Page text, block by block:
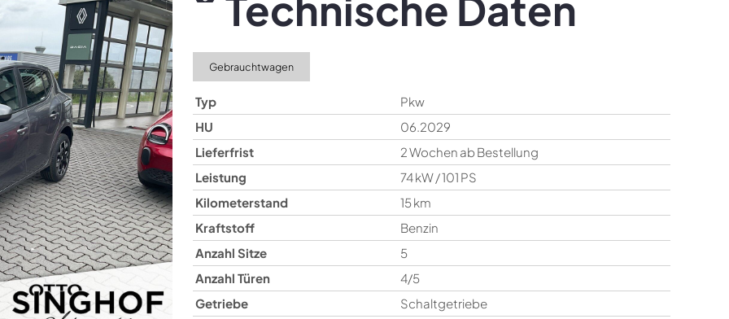
Gebrauchtwagen
Typ
Pkw
HU
06.2029
Lieferfrist
2 Wochen ab Bestellung
Leistung
74 kW / 101 PS
Kilometerstand
15 km
Kraftstoff
Benzin
Anzahl Sitze
5
Anzahl Türen
4/5
Getriebe
Schaltgetriebe